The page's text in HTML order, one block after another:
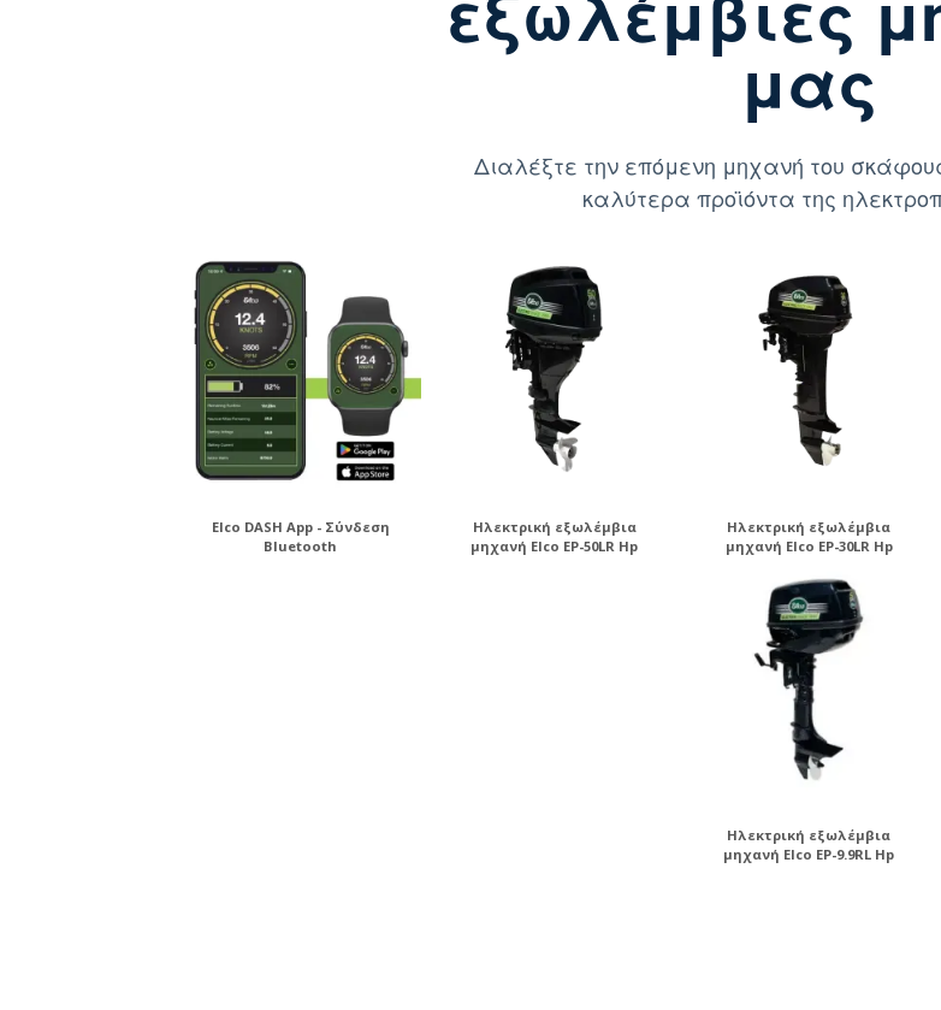
μας
Διαλέξτε την επόμενη μηχανή του
καλύτερα προϊόντα της
Elco DASH App - Σύνδεση
Bluetooth
Ηλεκτρική εξωλέμβια
μηχανή Elco EP-50LR Hp
Ηλεκτρική εξωλέμβια
μηχανή Elco EP-30LR Hp
Ηλεκτρική εξωλέμβια
μηχανή Elco EP-9.9RL Hp